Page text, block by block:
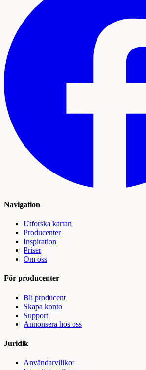
Navigation
Utforska kartan
Producenter
Inspiration
Priser
Om oss
För producenter
Bli producent
Skapa konto
Support
Annonsera hos oss
Juridik
Användarvillkor